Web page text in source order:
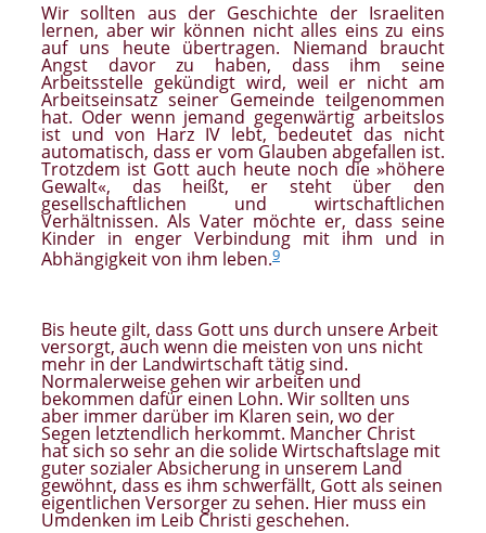
Wir sollten aus der Geschichte der Israeliten
lernen, aber wir können nicht alles eins zu eins
auf uns heute übertragen. Niemand braucht
Angst davor zu haben, dass ihm seine
Arbeitsstelle gekündigt wird, weil er nicht am
Arbeitseinsatz seiner Gemeinde teilgenommen
hat. Oder wenn jemand gegenwärtig arbeitslos
ist und von Harz IV lebt, bedeutet das nicht
automatisch, dass er vom Glauben abgefallen ist.
Trotzdem ist Gott auch heute noch die »höhere
Gewalt«, das heißt, er steht über den
gesellschaftlichen und wirtschaftlichen
Verhältnissen. Als Vater möchte er, dass seine
Kinder in enger Verbindung mit ihm und in
Abhängigkeit von ihm leben.9
Bis heute gilt, dass Gott uns durch unsere Arbeit
versorgt, auch wenn die meisten von uns nicht
mehr in der Landwirtschaft tätig sind.
Normalerweise gehen wir arbeiten und
bekommen dafür einen Lohn. Wir sollten uns
aber immer darüber im Klaren sein, wo der
Segen letztendlich herkommt. Mancher Christ
hat sich so sehr an die solide Wirtschaftslage mit
guter sozialer Absicherung in unserem Land
gewöhnt, dass es ihm schwerfällt, Gott als seinen
eigentlichen Versorger zu sehen. Hier muss ein
Umdenken im Leib Christi geschehen.